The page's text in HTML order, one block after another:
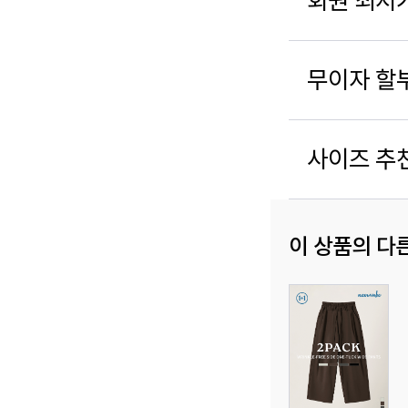
무이자 할
사이즈 추
이 상품의 다